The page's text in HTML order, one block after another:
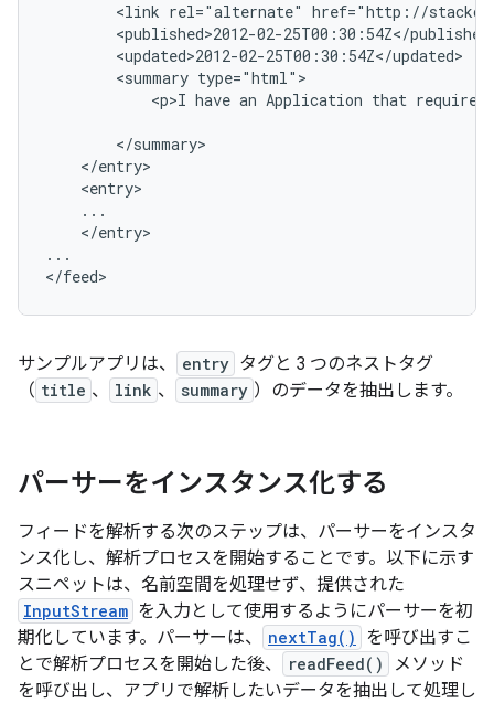
<link rel="alternate" href="http://
<summary
<p>I have an Application that requires
</entry>
...
</feed>
サンプルアプリは、 entry タグと 3 つのネストタグ
（ title 、 link 、 summary ）のデータを抽出します。
パーサーをインスタンス化する
フィードを解析する次のステップは、パーサーをインスタ
ンス化し、解析プロセスを開始することです。以下に示す
スニペットは、名前空間を処理せず、提供された
InputStream を入力として使用するようにパーサーを初
期化しています。パーサーは、
nextTag()
を呼び出すこ
とで解析プロセスを開始した後、
readFeed()
メソッド
を呼び出し、アプリで解析したいデータを抽出して処理し